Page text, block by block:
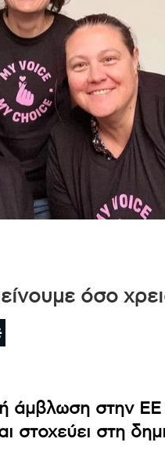
όσο
άμβλωση στην ΕΕ
στοχεύει στη